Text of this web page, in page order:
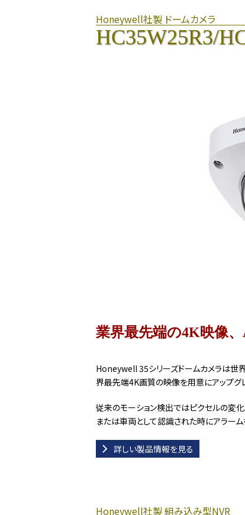
Honeywell社製 ドームカメラ
HC35W25R3/
業界最先端の4K映像
Honeywell 35シリーズドームカメラは世
界最先端4K画質の映像を用意にアップグ
従来のモーション検出ではピクセルの変
または車両として認識された時にアラー
詳しい製品情報を見る
Honeywell社製 組み込み型NVR